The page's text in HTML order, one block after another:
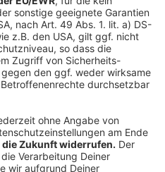
des Verkehrs im
am Rheinufertunnel.
zur Deutschen Einheit.
geht auf
der Autohochstraße am